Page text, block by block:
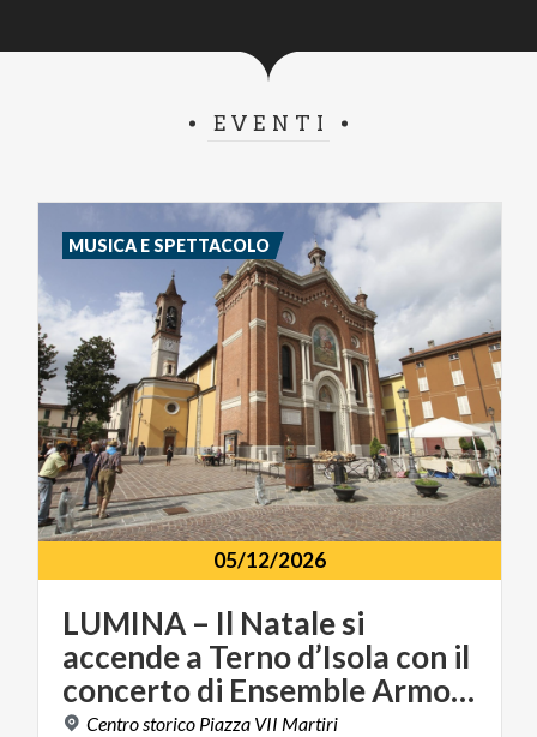
EVENTI
05/12/2026
LUMINA – Il Natale si
accende a Terno d’Isola con il
concerto di Ensemble Armonie
Centrostorico Piazza VII Martiri
MUSICA E SPETTACOLO